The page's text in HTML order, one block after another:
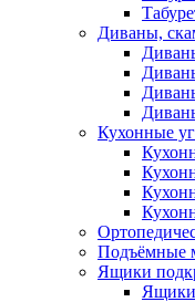
Диваны,
Кухонные
Подъёмные
Ящики
Ящики